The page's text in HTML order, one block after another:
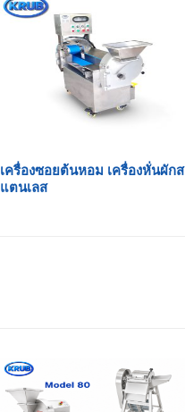
เครื่องซอยต้นหอม เครื่องหั่นผักส
แตนเลส